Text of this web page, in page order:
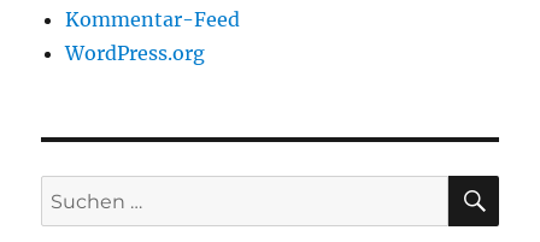
Kommentar-Feed
WordPress.org
Suchen
nach: